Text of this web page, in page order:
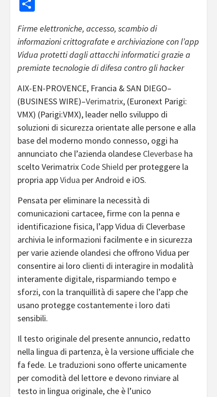
Firme elettroniche, accesso, scambio di
informazioni crittografate e archiviazione con l’app
Vidua protetti dagli attacchi informatici grazie a
premiate tecnologie di difesa contro gli hacker
AIX-EN-PROVENCE, Francia & SAN DIEGO–
(BUSINESS WIRE)–Verimatrix, (Euronext Parigi:
VMX) (Parigi:VMX), leader nello sviluppo di
soluzioni di sicurezza orientate alle persone e alla
base del moderno mondo connesso, oggi ha
annunciato che l’azienda olandese Cleverbase ha
scelto Verimatrix Code Shield per proteggere la
propria appVidua per Android e iOS.
Pensata per eliminare la necessità di
comunicazioni cartacee, firme con la penna e
identificazione fisica, l’app Vidua di Cleverbase
archivia le informazioni facilmente e in sicurezza
per varie aziende olandesi che offrono Vidua per
consentire ai loro clienti di interagire in modalità
interamente digitale, risparmiando tempo e
sforzi, con la tranquillità di sapere che l’app che
usano protegge costantemente i loro dati
sensibili.
Il testo originale del presente annuncio, redatto
nella lingua di partenza, è la versione ufficiale che
fa fede. Le traduzioni sono offerte unicamente
per comodità del lettore e devono rinviare al
testo in lingua originale, che è l’unico